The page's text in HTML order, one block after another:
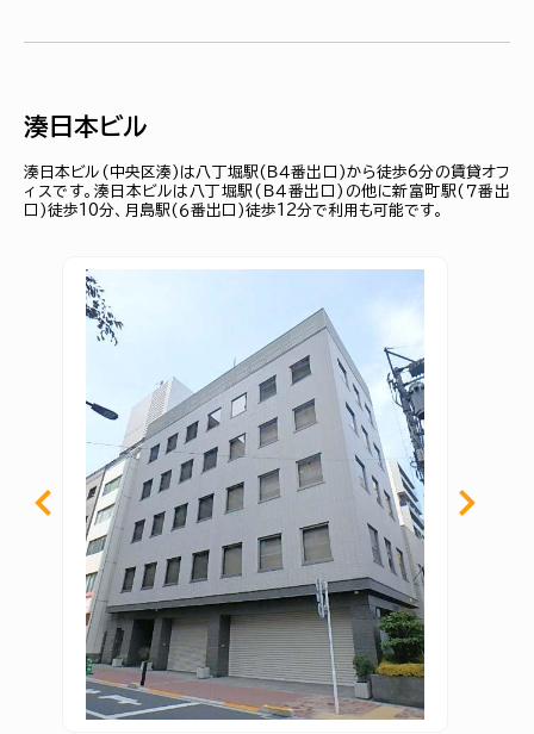
湊日本ビル
湊日本ビル(中央区湊)は八丁堀駅(Ｂ４番出口)から徒歩6分の賃貸オフ
ィスです。湊日本ビルは八丁堀駅(Ｂ４番出口)の他に新富町駅(７番出
口)徒歩10分、月島駅(６番出口)徒歩12分で利用も可能です。